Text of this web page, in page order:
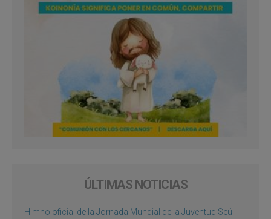
ÚLTIMAS NOTICIAS
Himno oficial de la Jornada Mundial de la Juventud Seúl